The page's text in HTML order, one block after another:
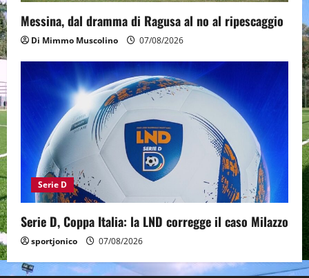
Messina, dal dramma di Ragusa al no al ripescaggio
Di Mimmo Muscolino 07/08/2026
Serie D
Serie D, Coppa Italia: la LND corregge il caso Milazzo
sportjonico 07/08/2026